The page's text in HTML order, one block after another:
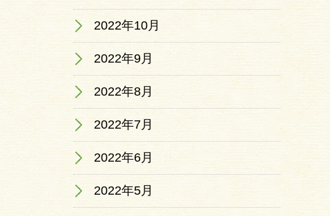
2022年10月
2022年9月
2022年8月
2022年7月
2022年6月
2022年5月